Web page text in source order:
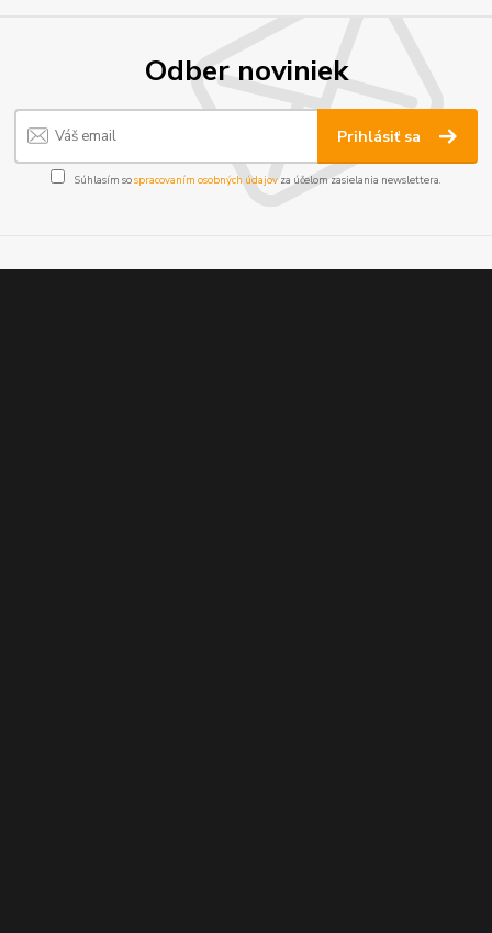
Odber noviniek
Prihlásiť sa
Súhlasím sospracovaním osobných údajov za účelom zasielania newslettera.